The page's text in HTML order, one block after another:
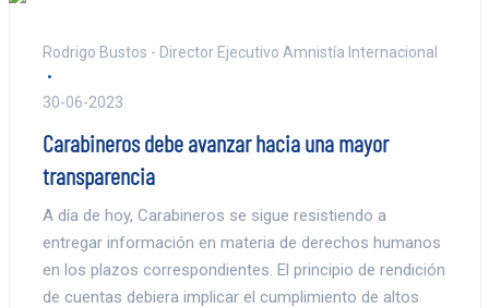
Rodrigo Bustos - Director Ejecutivo Amnistía Internacional
30-06-2023
Carabineros debe avanzar hacia una mayor
transparencia
A día de hoy, Carabineros se sigue resistiendo a
entregar información en materia de derechos humanos
en los plazos correspondientes. El principio de rendición
de cuentas debiera implicar el cumplimiento de altos